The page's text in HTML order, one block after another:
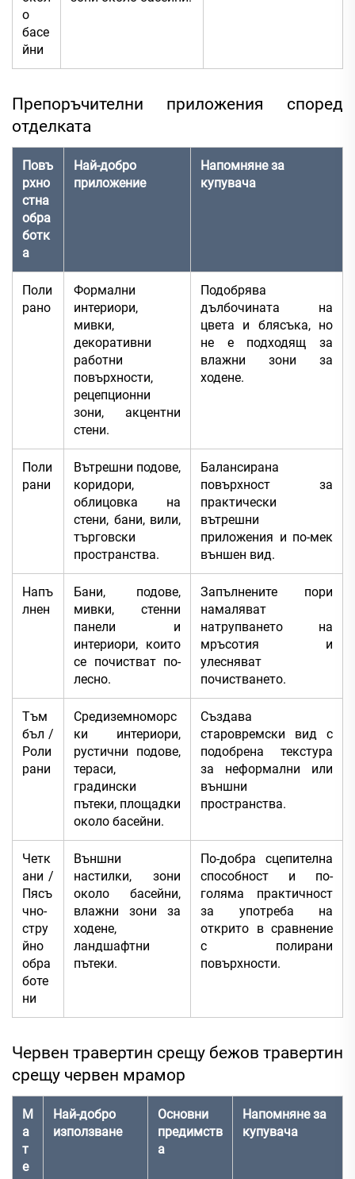
о
басе
йни
Препоръчителни приложения според
отделката
Повъ
рхно
стна
обра
ботк
а
Най-добро
приложение
Напомняне за
купувача
Поли
рано
Формални
интериори,
мивки,
декоративни
работни
повърхности,
рецепционни
зони, акцентни
стени.
Подобрява
дълбочината на
цвета и блясъка, но
не е подходящ за
влажни зони за
ходене.
Поли
рани
Вътрешни подове,
коридори,
облицовка на
стени, бани, вили,
търговски
пространства.
Балансирана
повърхност за
практически
вътрешни
приложения и по-мек
външен вид.
Напъ
лнен
Бани, подове,
мивки, стенни
панели и
интериори, които
се почистват по-
лесно.
Запълнените пори
намаляват
натрупването на
мръсотия и
улесняват
почистването.
Тъм
бъл /
Роли
рани
Средиземноморс
ки интериори,
рустични подове,
тераси,
градински
пътеки, площадки
около басейни.
Създава
старовремски вид с
подобрена текстура
за неформални или
външни
пространства.
Четк
ани /
Пясъ
чно-
стру
йно
обра
боте
ни
Външни
настилки, зони
около басейни,
влажни зони за
ходене,
ландшафтни
пътеки.
По-добра сцепителна
способност и по-
голяма практичност
за употреба на
открито в сравнение
с полирани
повърхности.
Червен травертин срещу бежов травертин
срещу червен мрамор
М
а
т
е
Най-добро
използване
Основни
предимств
а
Напомняне за
купувача